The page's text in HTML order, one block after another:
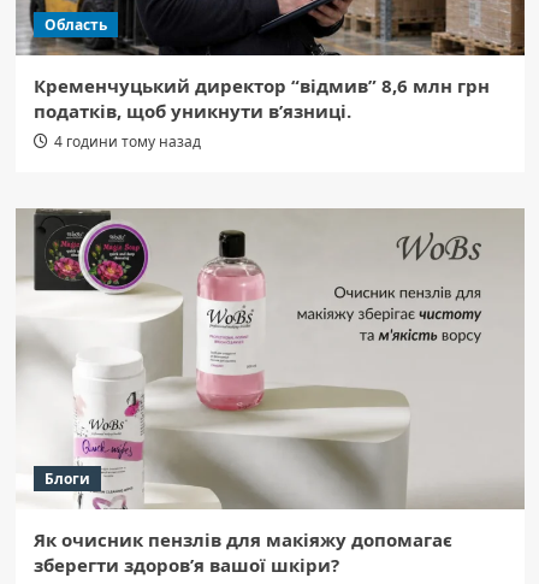
Область
Кременчуцький директор “відмив” 8,6 млн грн
податків, щоб уникнути в’язниці.
4 години тому назад
Блоги
Як очисник пензлів для макіяжу допомагає
зберегти здоров’я вашої шкіри?